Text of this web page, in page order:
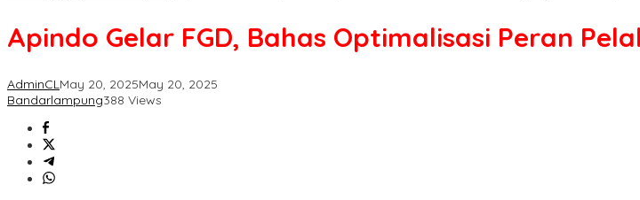
Apindo Gelar FGD, Bahas Optimalisasi Peran
AdminCLMay 20, 2025May 20, 2025
Bandarlampung388 Views